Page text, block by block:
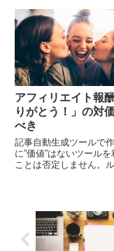
際どうなのでしょうか
実践されてるパワーア...
アフィリエイト報
りがとう！」の対
べき
記事自動生成ツールで
に”価値”はないツール
ことは否定しません。
1つです。リンク用...